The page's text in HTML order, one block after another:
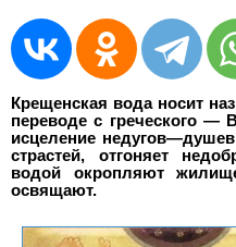
Крещенская вода носит
пе­реводе с греческого —
исцеление
страстей, отгоняет
водой окропляют
освящают.